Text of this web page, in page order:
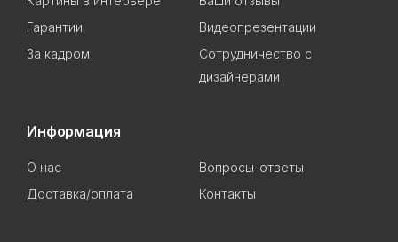
Гарантии
Видеопрезентации
За кадром
Сотрудничество с
дизайнерами
Информация
О нас
Вопросы-ответы
Доставка/оплата
Контакты